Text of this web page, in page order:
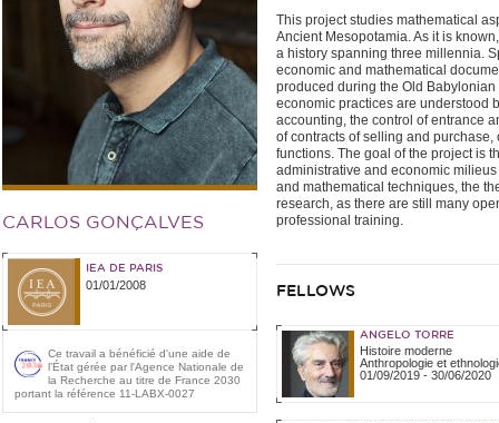
CARLOS GONÇALVES
IEA DE PARIS
01/01/2008
Ce travail a bénéficié d'une aide de
l’État gérée par l'Agence Nationale de
la Recherche au titre de France 2030
portant la référence 11-LABX-0027
This project studies mathematical
Ancient Mesopotamia. As it is
a history spanning three millennia.
economic and mathematical
produced during the Old
economic practices are understood
accounting, the control of entrance
of contracts of selling and
functions. The goal of the project is
administrative and economic
and mathematical techniques, the
research, as there are still many
professional training.
FELLOWS
ANGELO TORRE
Histoire moderne
Anthropologie et
01/09/2019- 30/06/2020